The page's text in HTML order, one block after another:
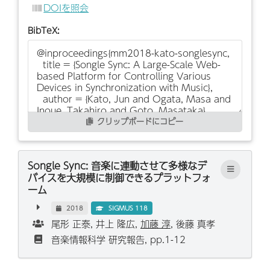
DOIを照会
BibTeX:
クリップボードにコピー
Songle Sync: 音楽に連動させて多様なデ
バイスを大規模に制御できるプラットフォ
ーム
2018 SIGMUS 118
尾形 正泰, 井上 隆広, 加藤 淳, 後藤 真孝
音楽情報科学 研究報告, pp.1-12